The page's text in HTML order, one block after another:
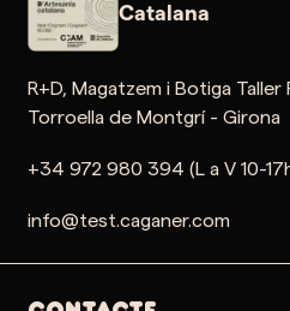
Catalana
R+D, Magatzem i Botiga Taller
Torroella de Montgrí - Girona
+34 972 980 394 (L a V 10-
info@test.caganer.com